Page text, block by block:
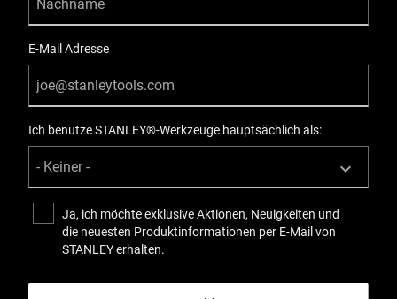
E-Mail Adresse
Ich benutze STANLEY®-Werkzeuge hauptsächlich als:
Ja, ich möchte exklusive Aktionen, Neuigkeiten und
die neuesten Produktinformationen per E-Mail von
STANLEY erhalten.